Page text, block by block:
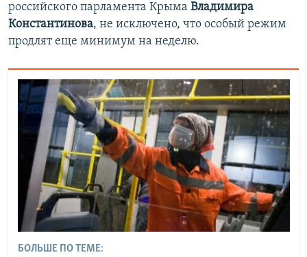
российского парламента Крыма Владимира
Константинова, не исключено, что особый режим
продлят еще минимум на неделю.
БОЛЬШЕ ПО ТЕМЕ: